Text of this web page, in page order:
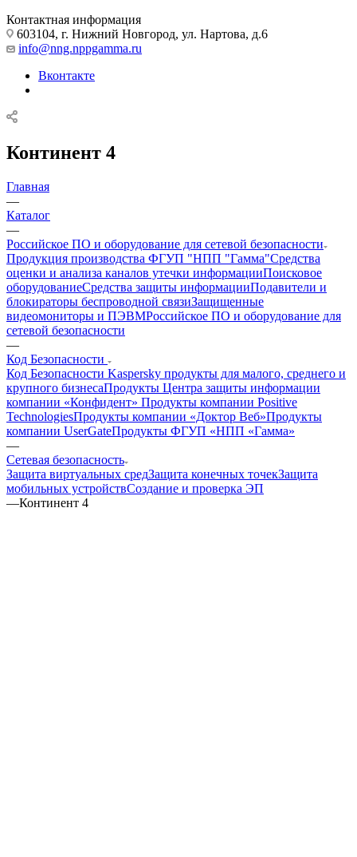
Контактная информация
603104, г. Нижний Новгород, ул. Нартова, д.6
info@nng.nppgamma.ru
Вконтакте
Континент 4
Главная
—
Каталог
—
Российское ПО и оборудование для сетевой безопасности
Продукция производства ФГУП "НПП "Гамма"Средства
оценки и анализа каналов утечки информацииПоисковое
оборудованиеСредства защиты информацииПодавители и
блокираторы беспроводной связиЗащищенные
видеомониторы и ПЭВМРоссийское ПО и оборудование для
сетевой безопасности
—
Код Безопасности
Код Безопасности Kaspersky продукты для малого, среднего и
крупного бизнесаПродукты Центра защиты информации
компании «Конфидент» Продукты компании Positive
TechnologiesПродукты компании «Доктор Веб»Продукты
компании UserGateПродукты ФГУП «НПП «Гамма»
—
Сетевая безопасность
Защита виртуальных средЗащита конечных точекЗащита
мобильных устройствСоздание и проверка ЭП
—Континент 4